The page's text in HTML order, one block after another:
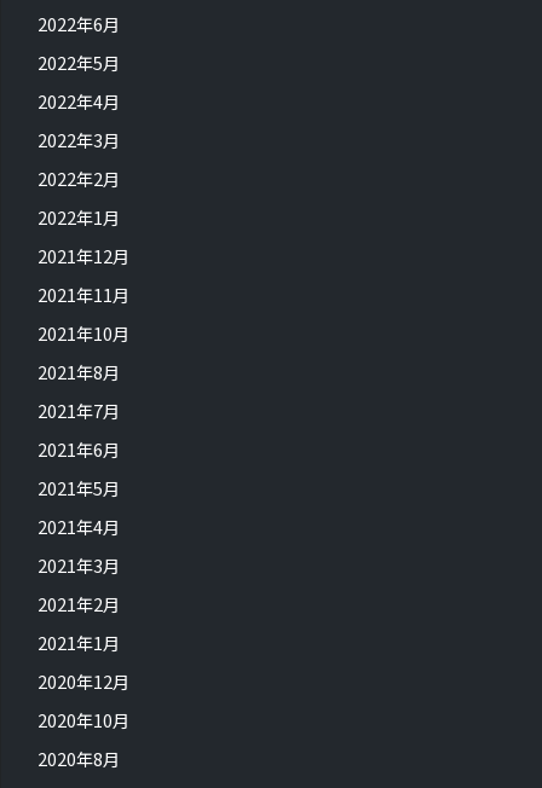
2022年6月
2022年5月
2022年4月
2022年3月
2022年2月
2022年1月
2021年12月
2021年11月
2021年10月
2021年8月
2021年7月
2021年6月
2021年5月
2021年4月
2021年3月
2021年2月
2021年1月
2020年12月
2020年10月
2020年8月